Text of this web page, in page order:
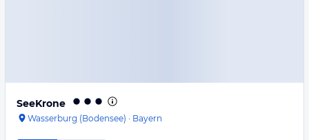
SeeKrone
Wasserburg (Bodensee) · Bayern